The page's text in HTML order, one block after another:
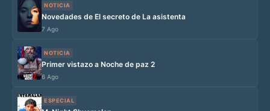
NOTICIA
Novedades de El secreto de La asistenta
7 Ago
NOTICIA
Primer vistazo a Noche de paz 2
6 Ago
ESPECIAL